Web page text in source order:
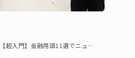
【超入門】金融用語11選でニュースが読める！ 知識ゼロからの賢い資産の育て方